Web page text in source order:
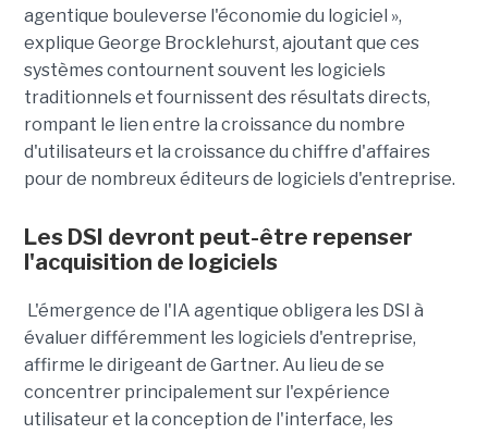
agentique bouleverse l'économie du logiciel »,
explique George Brocklehurst, ajoutant que ces
systèmes contournent souvent les logiciels
traditionnels et fournissent des résultats directs,
rompant le lien entre la croissance du nombre
d'utilisateurs et la croissance du chiffre d'affaires
pour de nombreux éditeurs de logiciels d'entreprise.
Les DSI devront peut-être repenser
l'acquisition de logiciels
L'émergence de l'IA agentique obligera les DSI à
évaluer différemment les logiciels d'entreprise,
affirme le dirigeant de Gartner. Au lieu de se
concentrer principalement sur l'expérience
utilisateur et la conception de l'interface, les